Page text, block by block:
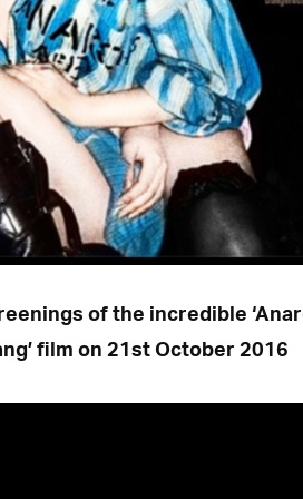
of the incredible
film on 21st October 2016